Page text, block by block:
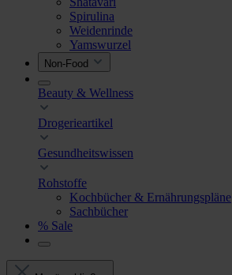
Spirulina
Weidenrinde
Yamswurzel
Non-Food
Beauty & Wellness
Drogerieartikel
Gesundheitswissen
Rohstoffe
Kochbücher & Ernährungspläne
Sachbücher
% Sale